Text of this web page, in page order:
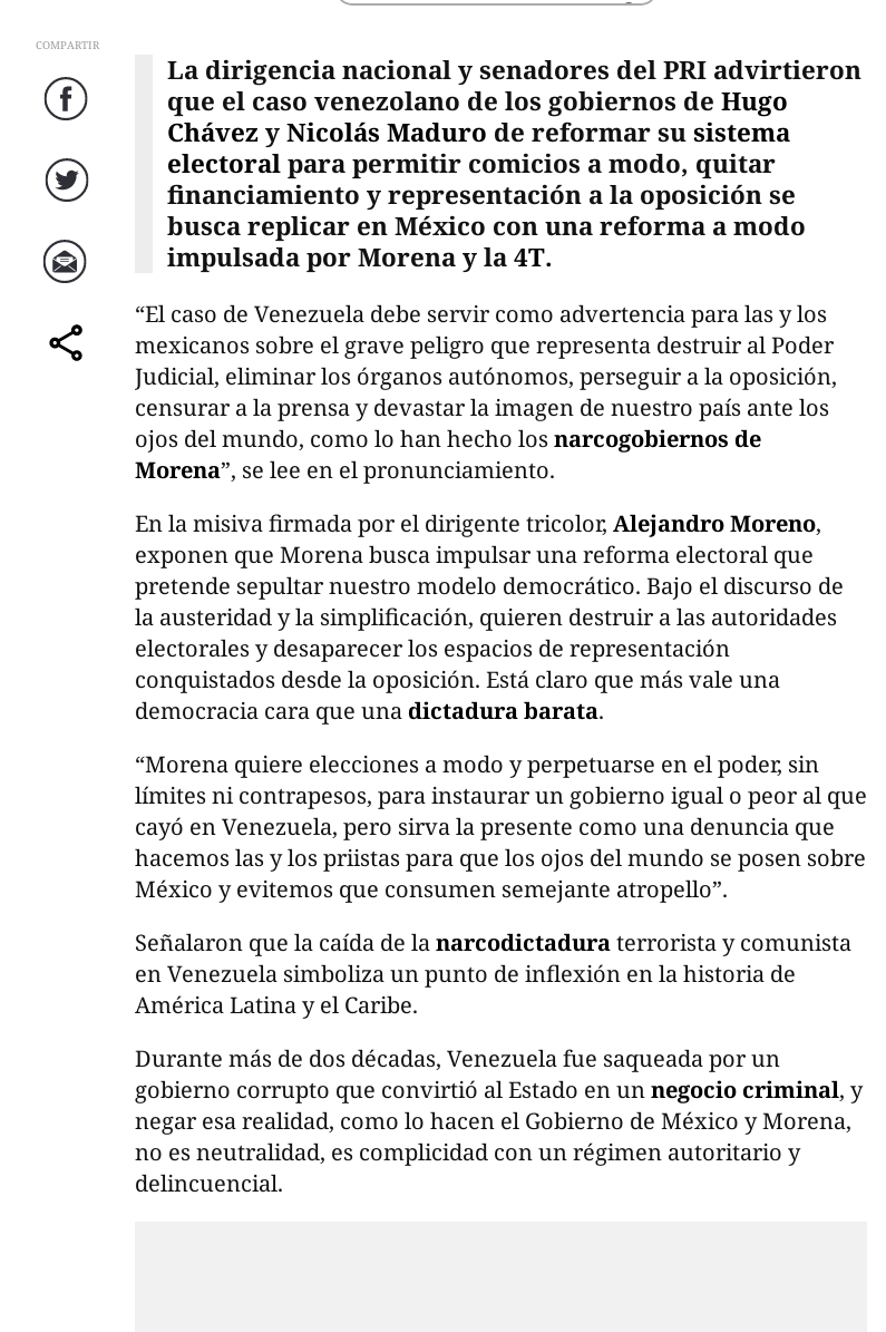
COMPARTIR
Facebook
Twitter
Correo
comparte
La dirigencia nacional y senadores del PRI advirtieron
que el caso venezolano de los gobiernos de Hugo
ChávezyNicolás Maduro de reformar susistema
electoralpara permitir comicios a modo, quitar
financiamiento y representación a la oposición se
busca replicar en México con una reforma a modo
impulsada por Morena y la4T.
“El caso de Venezuela debe servir como advertencia para las y los
mexicanos sobre el grave peligro que representa destruir al Poder
Judicial, eliminar los órganos autónomos, perseguir a la oposición,
censurar a la prensa y devastar la imagen de nuestro país ante los
ojos del mundo, como lo han hecho los narcogobiernos de
Morena”, se lee en el pronunciamiento.
En la misiva firmada por el dirigente tricolor, Alejandro Moreno,
exponen que Morena busca impulsar una reforma electoral que
pretende sepultar nuestro modelo democrático. Bajo el discurso de
la austeridad y la simplificación, quieren destruir a las autoridades
electorales y desaparecer los espacios de representación
conquistados desde la oposición. Está claro que más vale una
democracia cara que una dictadura barata.
“Morena quiere elecciones a modo y perpetuarse en el poder, sin
límites ni contrapesos, para instaurar un gobierno igual o peor al que
cayó en Venezuela, pero sirva la presente como una denuncia que
hacemos las y los priistas para que los ojos del mundo se posen sobre
México y evitemos que consumen semejante atropello”.
Señalaron que la caída de lanarcodictaduraterrorista y comunista
en Venezuela simboliza un punto de inflexión en la historia de
América Latina y el Caribe.
Durante más de dos décadas, Venezuela fue saqueada por un
gobierno corrupto que convirtió al Estado en unnegocio criminal, y
negar esa realidad, como lo hacen el Gobierno de México y Morena,
no es neutralidad, es complicidad con un régimen autoritario y
delincuencial.